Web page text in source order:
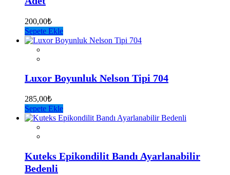
200,00₺
Sepete Ekle
Luxor Boyunluk Nelson Tipi 704
285,00₺
Sepete Ekle
Kuteks Epikondilit Bandı Ayarlanabilir
Bedenli